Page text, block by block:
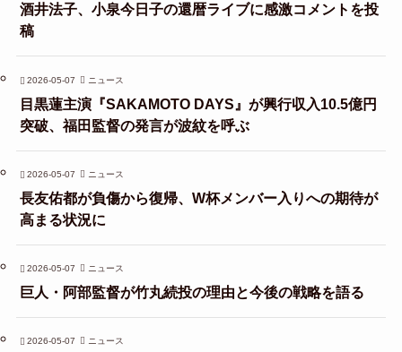
酒井法子、小泉今日子の還暦ライブに感激コメントを投
稿
2026-05-07 ニュース
目黒蓮主演『SAKAMOTO DAYS』が興行収入10.5億円
突破、福田監督の発言が波紋を呼ぶ
2026-05-07 ニュース
長友佑都が負傷から復帰、W杯メンバー入りへの期待が
高まる状況に
2026-05-07 ニュース
巨人・阿部監督が竹丸続投の理由と今後の戦略を語る
2026-05-07 ニュース